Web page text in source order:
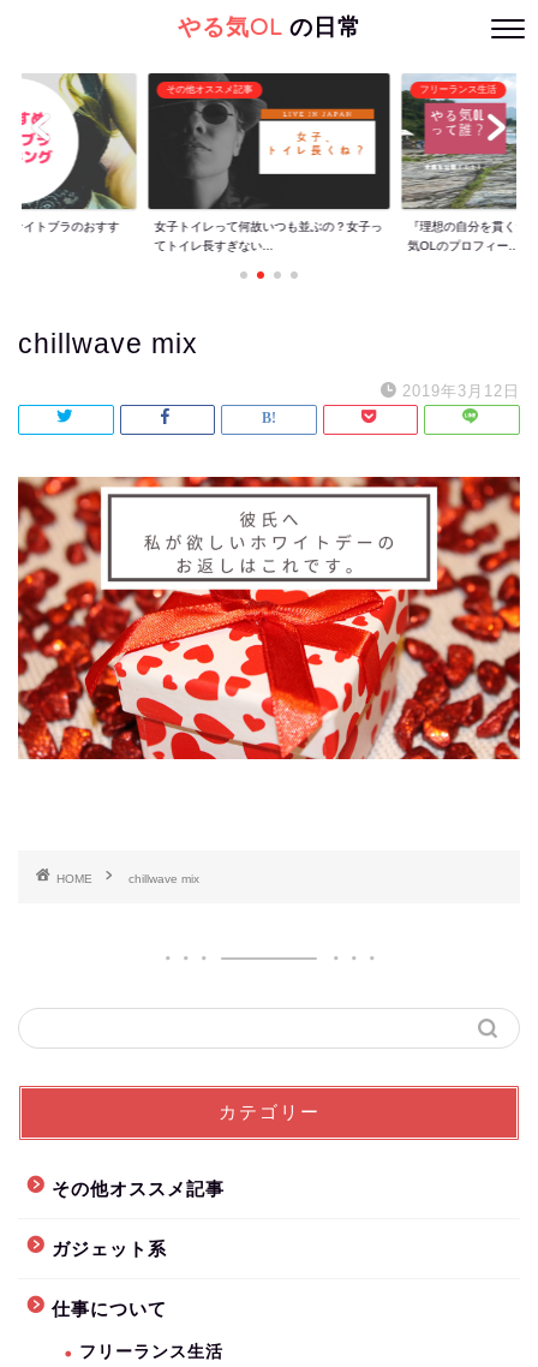
やる気OLの日常
ナイトブラのおすす
その他オススメ記事
女子トイレって何故いつも並ぶの？女子っ
てトイレ長すぎない...
フリーランス生活
『理想の自分を貫くた
気OLのプロフィー...
chillwave mix
2019年3月12日
HOME chillwave mix
カテゴリー
その他オススメ記事
ガジェット系
仕事について
フリーランス生活